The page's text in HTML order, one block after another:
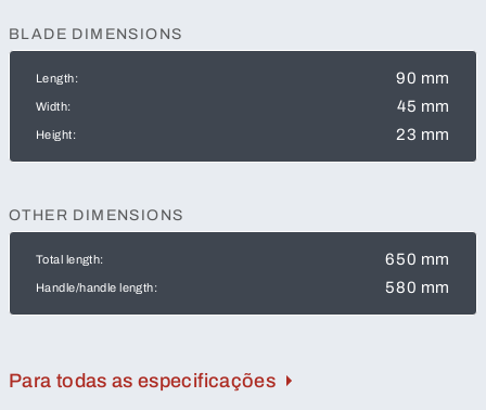
BLADE DIMENSIONS
Length: 90 mm
Width: 45 mm
Height: 23 mm
OTHER DIMENSIONS
Total length: 650 mm
Handle/handle length: 580 mm
Para todas as especificações